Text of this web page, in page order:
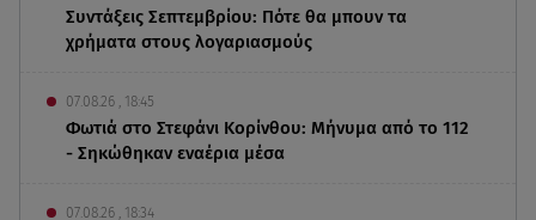
Συντάξεις Σεπτεμβρίου: Πότε θα μπουν τα
χρήματα στους λογαριασμούς
07.08.26 , 18:45
Φωτιά στο Στεφάνι Κορίνθου: Μήνυμα από το 112
- Σηκώθηκαν εναέρια μέσα
07.08.26 , 18:34